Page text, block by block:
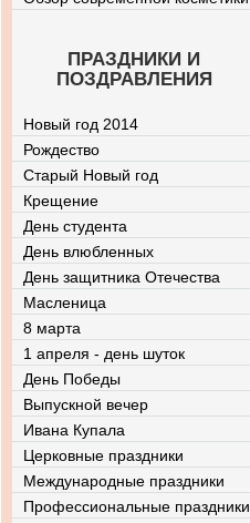
ПРАЗДНИКИ И
ПОЗДРАВЛЕНИЯ
Новый год 2014
Рождество
Старый Новый год
Крещение
День студента
День влюбленных
День защитника Отечества
Масленица
8 марта
1 апреля - день шуток
День Победы
Выпускной вечер
Ивана Купала
Церковные праздники
Международные праздники
Профессиональные праздники